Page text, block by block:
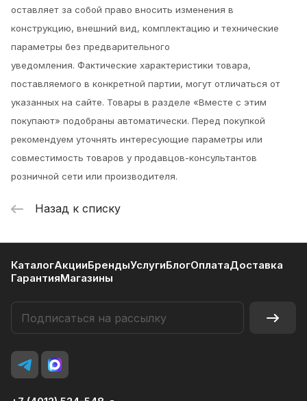
оставляет за собой право вносить изменения в
конструкцию, внешний вид, комплектацию и технические
параметры без предварительного
уведомления. Фактические характеристики товара,
поставляемого в конкретной партии, могут отличаться от
указанных на сайте. Товары в разделе «Вместе с этим
покупают» подобраны автоматически. Перед покупкой
рекомендуем уточнять интересующие параметры или
совместимость товаров у продавцов-консультантов
розничной сети или производителя.
Назад к списку
КаталогАкцииБрендыУслугиБлогОплатаДоставка
ГарантияМагазины